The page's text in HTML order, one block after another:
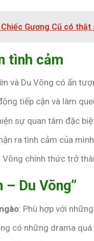
Gương Cũ có
tình cảm
và Du Võng có ấn
tiếp cận và làm
sự quan tâm đặc
ra tình cảm của
Võng chính thức trở
– Du Võng”
: Phù hợp với
có những drama